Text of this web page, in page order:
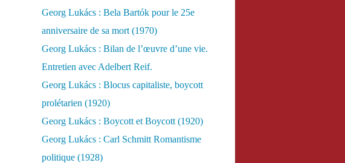
Georg Lukács : Bela Bartók pour le 25e
anniversaire de sa mort (1970)
Georg Lukács : Bilan de l’œuvre d’une vie.
Entretien avec Adelbert Reif.
Georg Lukács : Blocus capitaliste, boycott
prolétarien (1920)
Georg Lukács : Boycott et Boycott (1920)
Georg Lukács : Carl Schmitt Romantisme
politique (1928)